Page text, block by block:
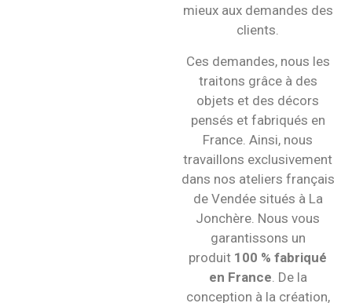
mieux aux demandes des
clients.
Ces demandes, nous les
traitons grâce à des
objets et des décors
pensés et fabriqués en
France. Ainsi, nous
travaillons exclusivement
dans nos ateliers français
de Vendée situés à La
Jonchère. Nous vous
garantissons un
produit 100 % fabriqué
en France . De la
conception à la création,